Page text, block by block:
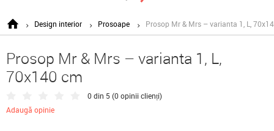
Design interior Prosoape Prosop Mr & Mrs – varianta 1, L,
Prosop Mr & Mrs – varianta 1, L,
70x140 cm
0 din 5 (0 opinii clienți)
Adaugă opinie